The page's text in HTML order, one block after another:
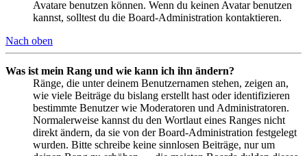
Avatare benutzen können. Wenn du keinen Avatar benutzen
kannst, solltest du die Board-Administration kontaktieren.
Nach oben
Was ist mein Rang und wie kann ich ihn ändern?
Ränge, die unter deinem Benutzernamen stehen, zeigen an,
wie viele Beiträge du bislang erstellt hast oder identifizieren
bestimmte Benutzer wie Moderatoren und Administratoren.
Normalerweise kannst du den Wortlaut eines Ranges nicht
direkt ändern, da sie von der Board-Administration festgelegt
wurden. Bitte schreibe keine sinnlosen Beiträge, nur um